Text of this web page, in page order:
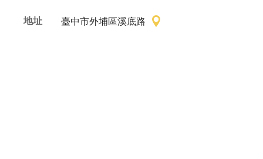
地址 臺中市外埔區溪底路